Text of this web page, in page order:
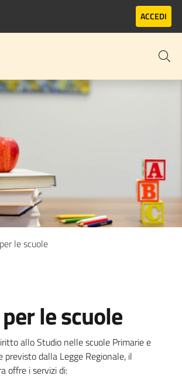
ACCEDI
le scuole
le scuole
allo Studio nelle scuole Primarie e
previsto dalla Legge Regionale, il
offre i servizi di: